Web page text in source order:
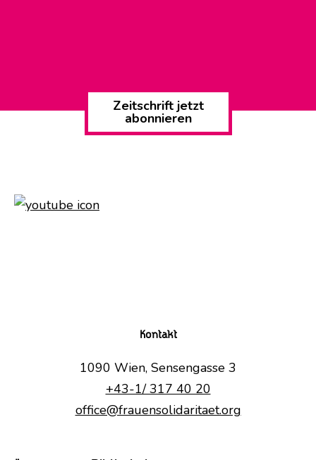
Zeitschrift jetzt
abonnieren
Kontakt
1090 Wien, Sensengasse 3
+43-1/ 317 40 20
office@frauensolidaritaet.org